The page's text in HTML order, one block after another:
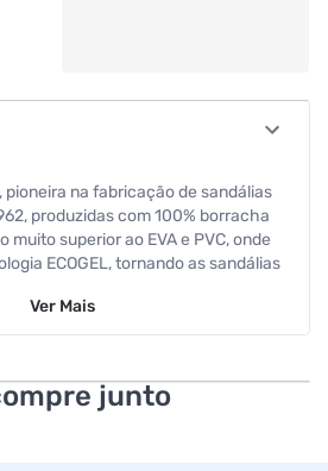
pioneira na fabricação de sandálias
produzidas com 100% borracha
muito superior ao EVA e PVC, onde
ECOGEL, tornando as sandálias
33/34
Ver Mais
junto